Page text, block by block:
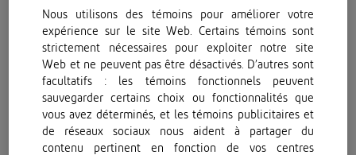
Les produits Voltaren pour soulager la douleur à
l’épaule
Remèdes maison et traitements
contre la douleur à l’épaule
Nous utilisons des témoins pour améliorer votre
expérience sur le site Web. Certains témoins sont
strictement nécessaires pour exploiter notre site
Web et ne peuvent pas être désactivés. D’autres sont
facultatifs : les témoins fonctionnels peuvent
sauvegarder certains choix ou fonctionnalités que
vous avez déterminés, et les témoins publicitaires et
de réseaux sociaux nous aident à partager du
contenu pertinent en fonction de vos centres